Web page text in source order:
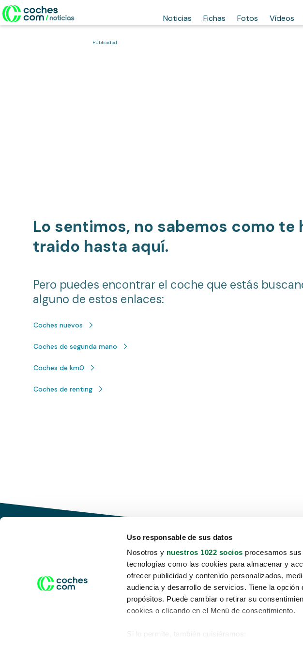
Uso responsable de sus datos
Nosotros y nuestros 1022 socios procesamos
tecnologías como las cookies para almacenar y
ofrecer publicidad y contenido personalizados,
audiencia y desarrollo de servicios. Tiene la
propósitos. Puede cambiar o retirar su
cookies o clicando en el Menú de consentimiento.
Si lo permite, también quisiéramos:
Noticias Fichas Fotos Vídeos
Publicidad
Lo sentimos, no sabemos como te
traido hasta aquí.
Pero puedes encontrar el coche que estás
alguno de estos enlaces:
Coches nuevos
Coches de segunda mano
Coches de km0
Coches de renting
Conduce tu futuro,
desata tu movilidad